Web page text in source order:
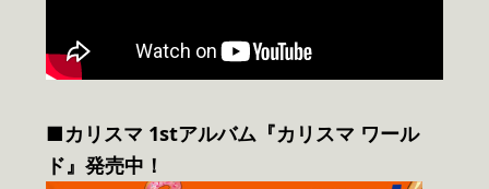
■カリスマ 1stアルバム『カリスマ ワール
ド』発売中！